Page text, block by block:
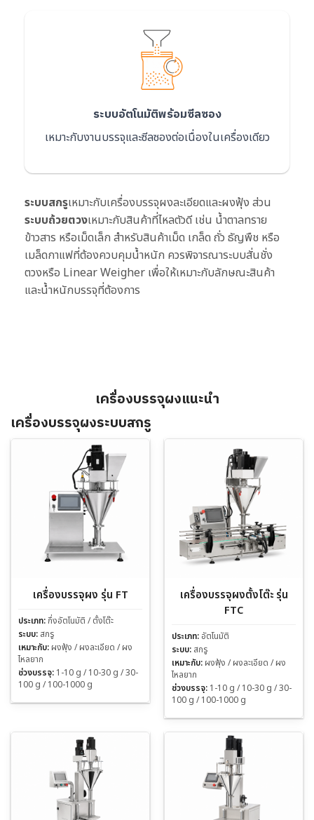
ระบบอัตโนมัติพร้อมซีลซอง
เหมาะกับงานบรรจุและซีลซองต่อเนื่องในเครื่องเดียว
ระบบสกรูเหมาะกับเครื่องบรรจุผงละเอียดและผงฟุ้ง ส่วน
ระบบถ้วยตวงเหมาะกับสินค้าที่ไหลตัวดี เช่น น้ำตาลทราย
ข้าวสาร หรือเม็ดเล็ก สำหรับสินค้าเม็ด เกล็ด ถั่ว ธัญพืช หรือ
เมล็ดกาแฟที่ต้องควบคุมน้ำหนัก ควรพิจารณาระบบสั่นชั่ง
ตวงหรือ Linear Weigher เพื่อให้เหมาะกับลักษณะสินค้า
และน้ำหนักบรรจุที่ต้องการ
เครื่องบรรจุผงแนะนำ
เครื่องบรรจุผงระบบสกรู
เครื่องบรรจุผง รุ่น FT
ประเภท:กึ่งอัตโนมัติ / ตั้งโต๊ะ
ระบบ: สกรู
เหมาะกับ: ผงฟุ้ง / ผงละเอียด / ผง
ไหลยาก
ช่วงบรรจุ: 1-10 g / 10-30 g / 30-
100 g / 100-1000 g
เครื่องบรรจุผงตั้งโต๊ะ รุ่น
FTC
ประเภท: อัตโนมัติ
ระบบ: สกรู
เหมาะกับ: ผงฟุ้ง / ผงละเอียด / ผง
ไหลยาก
ช่วงบรรจุ: 1-10 g / 10-30 g / 30-
100 g / 100-1000 g